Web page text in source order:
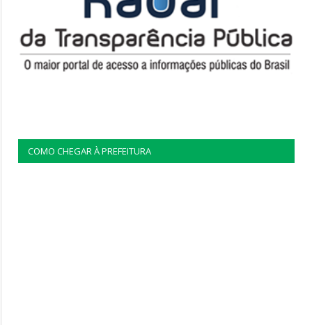
COMO CHEGAR À PREFEITURA